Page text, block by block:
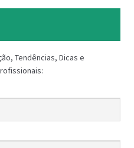
Tendências, Dicas e